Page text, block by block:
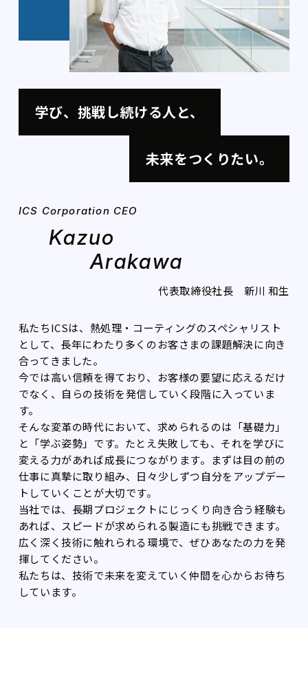
学び、挑戦し続ける人と、
未来をつくりたい。
ICS Corporation CEO
Kazuo
Arakawa
代表取締役社長 新川 和生
私たちICSは、熱処理・コーティングのスペシャリスト
として、長年にわたり多くのお客さまの課題解決に向き
合ってきました。
今では高い信頼を得ており、お客様の要望に応えるだけ
でなく、自らの技術を発信していく段階に入っていま
す。
そんな変革の時代において、求められるのは「基礎力」
と「学ぶ姿勢」です。たとえ失敗しても、それを学びに
変える力があれば成長につながります。まずは目の前の
仕事に真摯に取り組み、日々少しずつ自分をアップデー
トしていくことが大切です。
当社では、長期プロジェクトにじっくり向き合う経験も
あれば、スピードが求められる製造にも挑戦できます。
広く深く技術に触れられる環境で、ぜひあなたの力を発
揮してください。
私たちは、技術で未来を変えていく仲間を心からお待ち
しています。